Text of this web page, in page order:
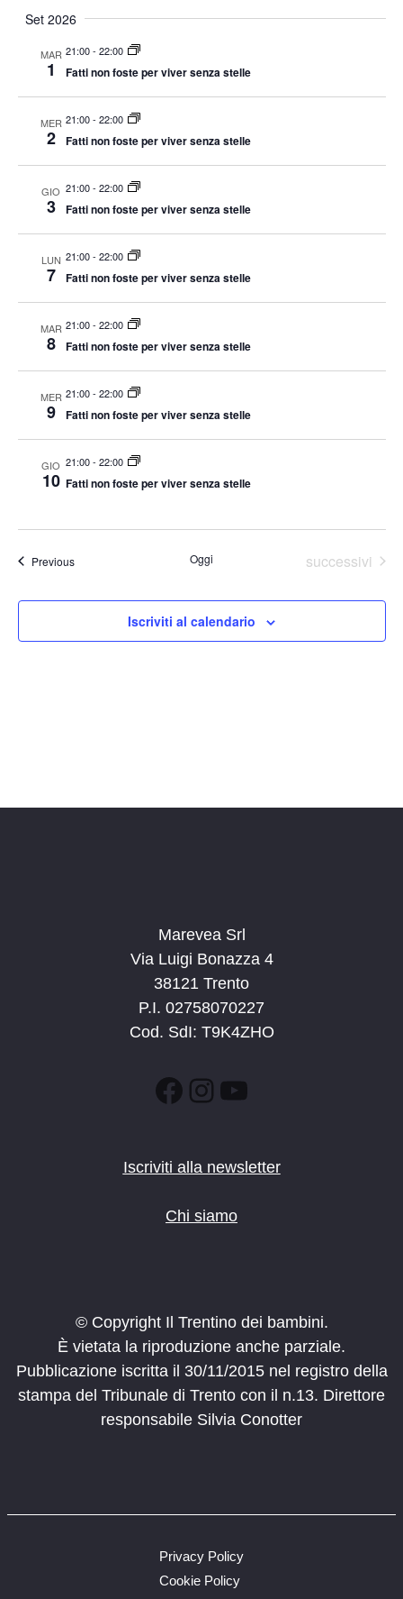
Set 2026
MAR
1
21:00- 22:00
Fatti non foste per viver senza stelle
MER
2
21:00- 22:00
Fatti non foste per viver senza stelle
GIO
3
21:00- 22:00
Fatti non foste per viver senza stelle
LUN
7
21:00- 22:00
Fatti non foste per viver senza stelle
MAR
8
21:00- 22:00
Fatti non foste per viver senza stelle
MER
9
21:00- 22:00
Fatti non foste per viver senza stelle
GIO
10
21:00- 22:00
Fatti non foste per viver senza stelle
PreviousEventi Oggi Eventi
successivi
Iscriviti al calendario
Marevea Srl
Via Luigi Bonazza 4
38121 Trento
P.I. 02758070227
Cod. SdI: T9K4ZHO
Facebook
Instagram
YouTube
Iscriviti alla newsletter
Chi siamo
© Copyright Il Trentino dei bambini.
È vietata la riproduzione anche parziale.
Pubblicazione iscritta il 30/11/2015 nel registro della
stampa del Tribunale di Trento con il n.13. Direttore
responsabile Silvia Conotter
Privacy Policy
Cookie Policy